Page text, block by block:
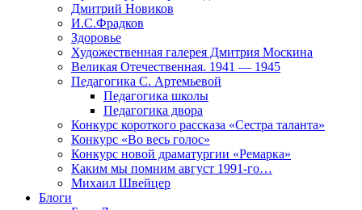
Дмитрий Новиков
И.С.Фрадков
Здоровье
Художественная галерея Дмитрия Москина
Великая Отечественная. 1941 — 1945
Педагогика С. Артемьевой
Педагогика школы
Педагогика двора
Конкурс короткого рассказа «Сестра таланта»
Конкурс «Во весь голос»
Конкурс новой драматургии «Ремарка»
Каким мы помним август 1991-го…
Михаил Швейцер
Блоги